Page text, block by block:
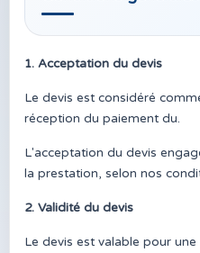
1. Acceptation du devis
Le devis est considéré
réception du paiement du.
L'acceptation du devis
la prestation, selon nos
2. Validité du devis
Le devis est valable pour